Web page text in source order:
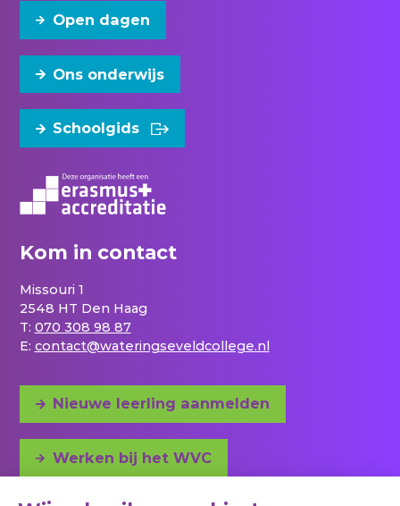
Open dagen
Ons onderwijs
Schoolgids
Kom in contact
Missouri 1
2548 HT Den Haag
T: 070 308 98 87
E: contact@wateringseveldcollege.nl
Nieuwe leerling aanmelden
Werken bij het WVC